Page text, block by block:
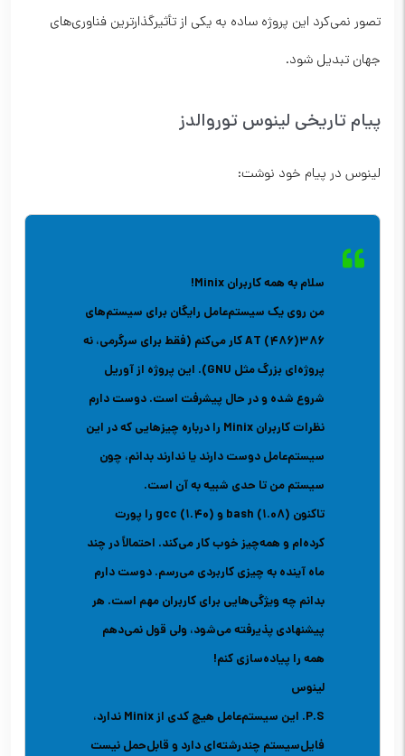
تصور نمی‌کرد این پروژه ساده به یکی از تأثیرگذارترین فناوری‌های
جهان تبدیل شود.
پیام تاریخی لینوس توروالدز
لینوس در پیام خود نوشت:
سلام به همه کاربران Minix!
من روی یک سیستم‌عامل رایگان برای سیستم‌های
386(486) AT کار می‌کنم (فقط برای سرگرمی، نه
پروژه‌ای بزرگ مثل GNU). این پروژه از آوریل
شروع شده و در حال پیشرفت است. دوست دارم
نظرات کاربران Minix را درباره چیزهایی که در این
سیستم‌عامل دوست دارند یا ندارند بدانم، چون
سیستم من تا حدی شبیه به آن است.
تاکنون bash (1.08) و gcc (1.40) را پورت
کرده‌ام و همه‌چیز خوب کار می‌کند. احتمالاً در چند
ماه آینده به چیزی کاربردی می‌رسم. دوست دارم
بدانم چه ویژگی‌هایی برای کاربران مهم است. هر
پیشنهادی پذیرفته می‌شود، ولی قول نمی‌دهم
همه را پیاده‌سازی کنم!
لینوس
P.S. این سیستم‌عامل هیچ کدی از Minix ندارد،
فایل‌سیستم چندرشته‌ای دارد و قابل‌حمل نیست